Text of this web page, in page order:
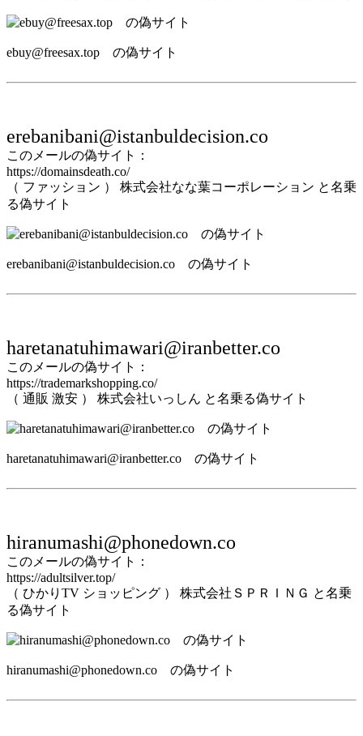
ebuy@freesax.top の偽サイト
erebanibani@istanbuldecision.co
このメールの偽サイト：
https://domainsdeath.co/
（ ファッション ） 株式会社なな葉コーポレーション と名乗
る偽サイト
erebanibani@istanbuldecision.co の偽サイト
haretanatuhimawari@iranbetter.co
このメールの偽サイト：
https://trademarkshopping.co/
（ 通販 激安 ） 株式会社いっしん と名乗る偽サイト
haretanatuhimawari@iranbetter.co の偽サイト
hiranumashi@phonedown.co
このメールの偽サイト：
https://adultsilver.top/
（ ひかりTV ショッピング ） 株式会社ＳＰＲＩＮＧ と名乗
る偽サイト
hiranumashi@phonedown.co の偽サイト